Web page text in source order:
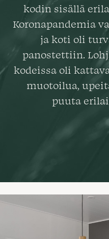
kodin sisällä
Koronapandemia
ja koti oli
panostettiin.
kodeissa oli
muotoilua,
puuta